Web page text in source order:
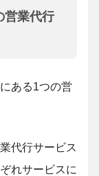
業代行
ある1つの営
代行サービス
れサービスに